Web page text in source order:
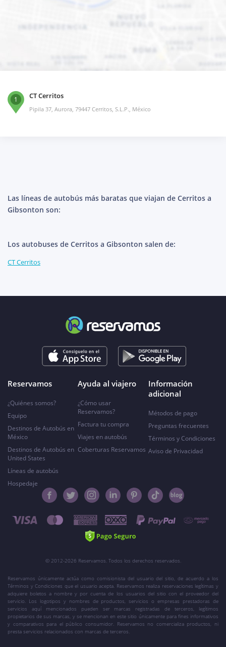
1 CT Cerritos
Pipila 37, Aurora, 79447 Cerritos, S.L.P., México
Las líneas de autobús más baratas que viajan de Cerritos a
Gibsonton son:
Los autobuses de Cerritos a Gibsonton salen de:
CT Cerritos
Reservamos
¿Quiénes somos?
Equipo
Destinos de Autobús en
México
Destinos de Autobús en
United States
Líneas de autobús
Hospedaje
Ayuda al viajero
¿Cómo usar
Reservamos?
Factura tu compra
Viajes en autobús
Coberturas Reservamos
Información
adicional
Métodos de pago
Preguntas frecuentes
Términos y Condiciones
Aviso de Privacidad
© 2012-2026 Reservamos. Todos los derechos reservados.
Reservamos únicamente actúa como comisionista del usuario del sitio, de acuerdo a los
Términos y Condiciones que el usuario acepta. Reservamos realiza reservaciones legítimas y
adquiere boletos a nombre y por cuenta de los usuarios del sitio con el proveedor del
servicio. Los logotipos y nombres de productos, servicios o empresas prestadoras de
servicios aquí mencionados pueden ser marcas registradas de terceros, legítimos
propietarios de sus marcas, y se mencionan en este sitio únicamente para fines informativos
y comparativos para el público consumidor. Reservamos no comercializa productos, ni
presta servicios relacionados con marcas de terceros.